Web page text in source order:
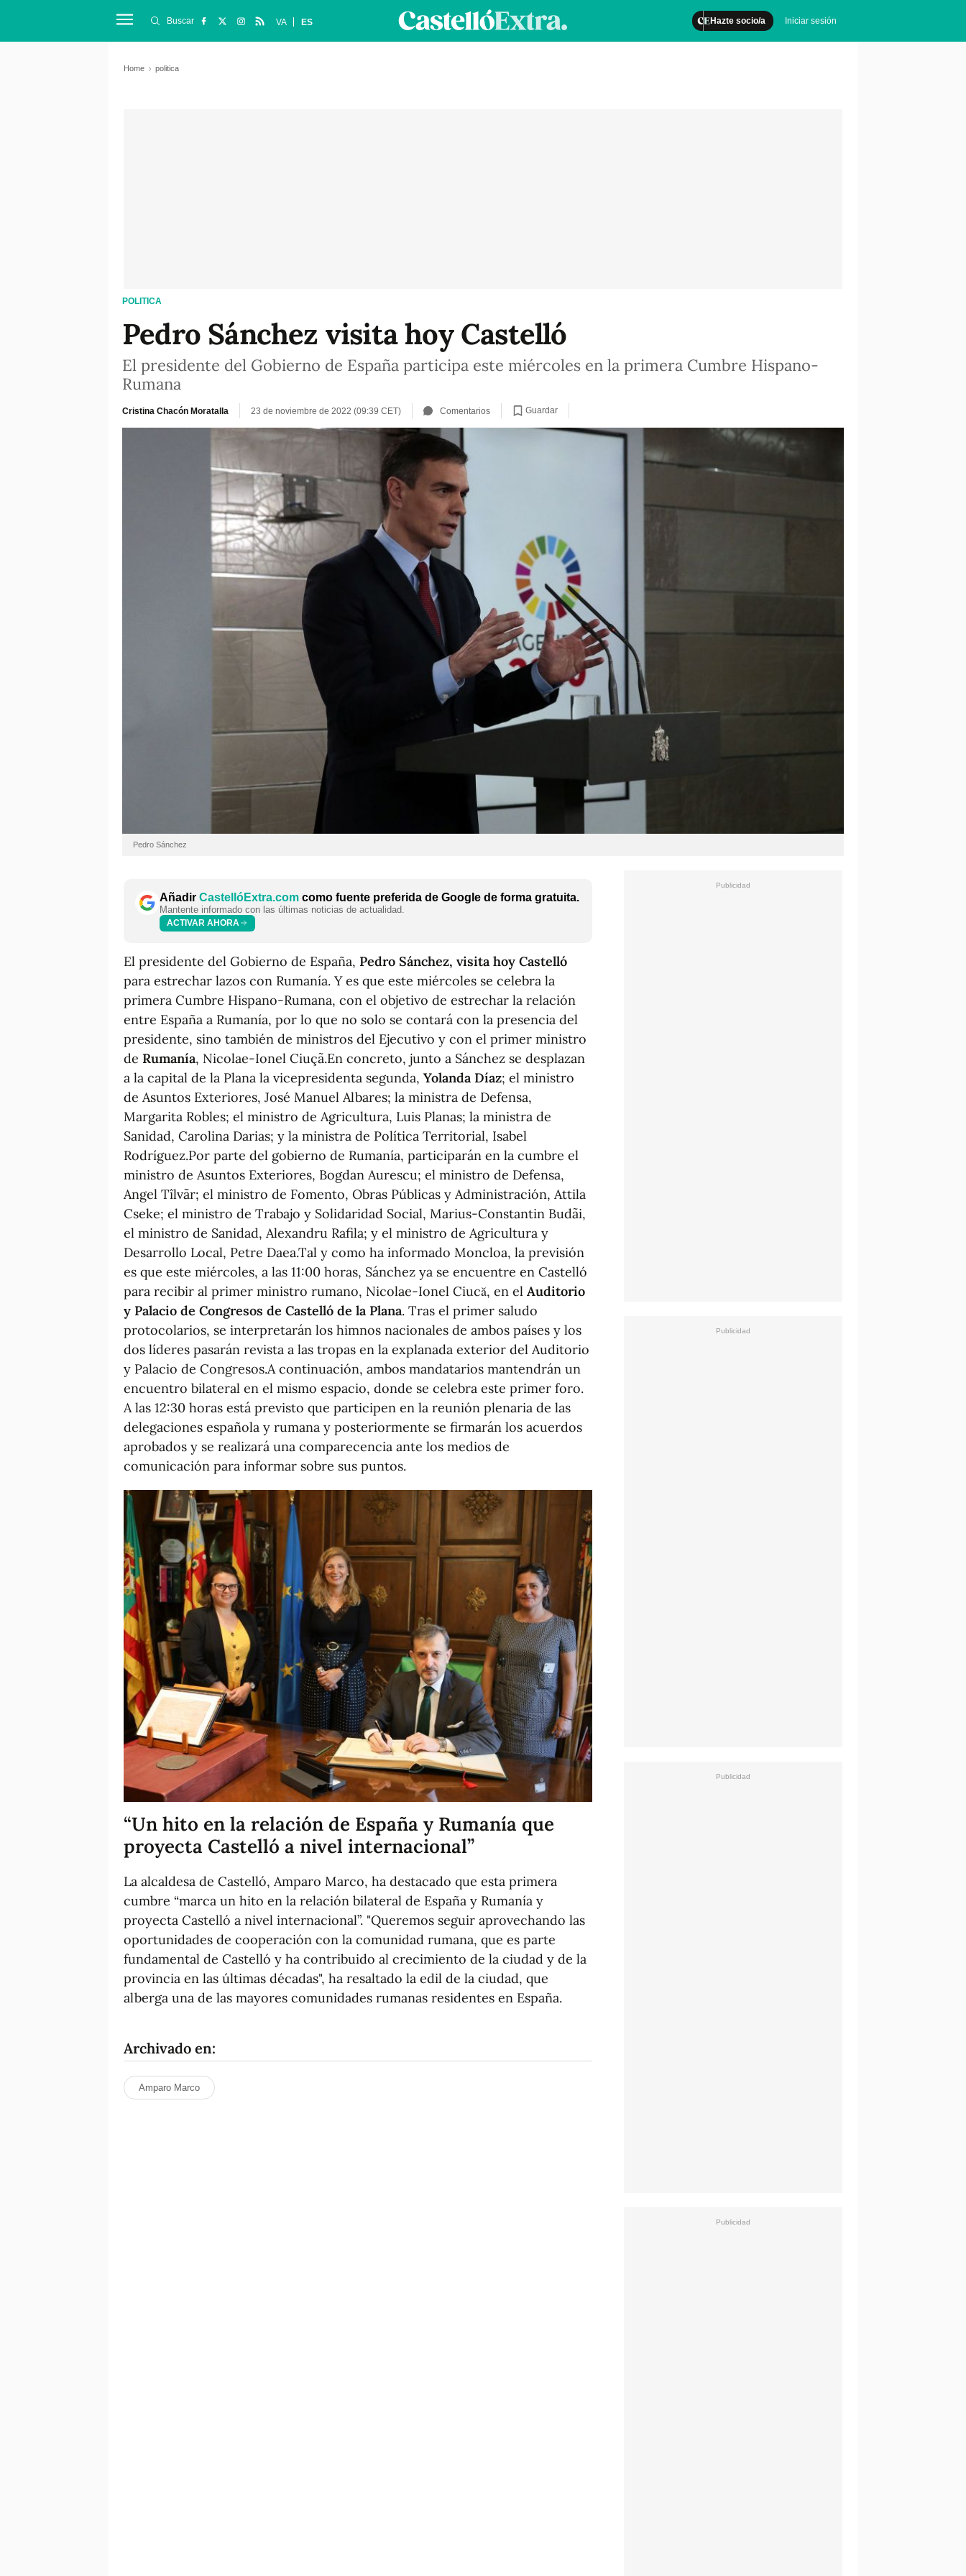
Hazte socio/a Iniciar sesión
Buscar VA ES
Home politica
POLITICA
Pedro Sánchez visita hoy Castelló
El presidente del Gobierno de España participa este miércoles en la primera Cumbre Hispano-
Rumana
Cristina Chacón Moratalla 23 de noviembre de 2022 (09:39 CET) Comentarios Guardar
Pedro Sánchez
Añadir CastellóExtra.com como fuente preferida de Google de forma gratuita.
Mantente informado con las últimas noticias de actualidad.
ACTIVAR AHORA
El presidente del Gobierno de España, Pedro Sánchez, visita hoy Castelló
para estrechar lazos con Rumanía. Y es que este miércoles se celebra la
primera Cumbre Hispano-Rumana, con el objetivo de estrechar la relación
entre España a Rumanía, por lo que no solo se contará con la presencia del
presidente, sino también de ministros del Ejecutivo y con el primer ministro
de Rumanía, Nicolae-Ionel Ciuçã.En concreto, junto a Sánchez se desplazan
a la capital de la Plana la vicepresidenta segunda, Yolanda Díaz; el ministro
de Asuntos Exteriores, José Manuel Albares; la ministra de Defensa,
Margarita Robles; el ministro de Agricultura, Luis Planas; la ministra de
Sanidad, Carolina Darias; y la ministra de Política Territorial, Isabel
Rodríguez.Por parte del gobierno de Rumanía, participarán en la cumbre el
ministro de Asuntos Exteriores, Bogdan Aurescu; el ministro de Defensa,
Angel Tîlvãr; el ministro de Fomento, Obras Públicas y Administración, Attila
Cseke; el ministro de Trabajo y Solidaridad Social, Marius-Constantin Budãi,
el ministro de Sanidad, Alexandru Rafila; y el ministro de Agricultura y
Desarrollo Local, Petre Daea.Tal y como ha informado Moncloa, la previsión
es que este miércoles, a las 11:00 horas, Sánchez ya se encuentre en Castelló
para recibir al primer ministro rumano, Nicolae-Ionel Ciucă, en el Auditorio
y Palacio de Congresos de Castelló de la Plana. Tras el primer saludo
protocolarios, se interpretarán los himnos nacionales de ambos países y los
dos líderes pasarán revista a las tropas en la explanada exterior del Auditorio
y Palacio de Congresos.A continuación, ambos mandatarios mantendrán un
encuentro bilateral en el mismo espacio, donde se celebra este primer foro.
A las 12:30 horas está previsto que participen en la reunión plenaria de las
delegaciones española y rumana y posteriormente se firmarán los acuerdos
aprobados y se realizará una comparecencia ante los medios de
comunicación para informar sobre sus puntos.
“Un hito en la relación de España y Rumanía que
proyecta Castelló a nivel internacional”
La alcaldesa de Castelló, Amparo Marco, ha destacado que esta primera
cumbre “marca un hito en la relación bilateral de España y Rumanía y
proyecta Castelló a nivel internacional”. "Queremos seguir aprovechando las
oportunidades de cooperación con la comunidad rumana, que es parte
fundamental de Castelló y ha contribuido al crecimiento de la ciudad y de la
provincia en las últimas décadas", ha resaltado la edil de la ciudad, que
alberga una de las mayores comunidades rumanas residentes en España.
Archivado en:
Amparo Marco